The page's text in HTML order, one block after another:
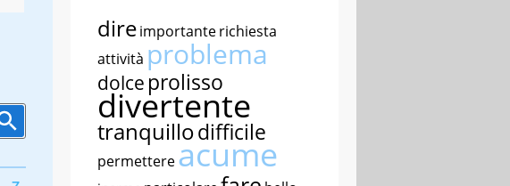
direimportanterichiesta
attività problema
dolce prolisso
divertente
tranquillodifficile
permettereacume